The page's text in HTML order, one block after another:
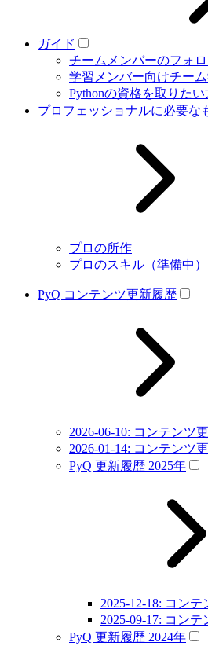
ガイド
チームメンバーのフォ
学習メンバー向けチー
Pythonの資格を取りたい
プロフェッショナルに必要な
プロの所作
プロのスキル（準備中）
PyQ コンテンツ更新履歴
2026-06-10: コンテンツ
2026-01-14: コンテンツ
PyQ 更新履歴 2025年
2025-12-18: コン
2025-09-17: コン
PyQ 更新履歴 2024年